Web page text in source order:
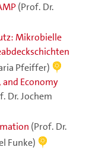
(Prof. Dr.
Mikrobielle
Pfeiffer)
Economy
Dr. Jochem
(Prof. Dr.
Funke)